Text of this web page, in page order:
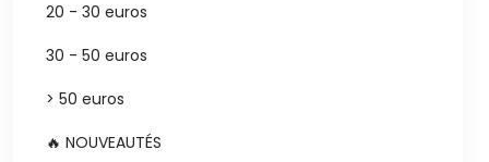
20 - 30 euros
30 - 50 euros
> 50 euros
🔥 NOUVEAUTÉS